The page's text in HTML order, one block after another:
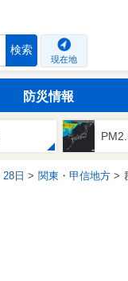
検索
現在地
防災情報
28日 関東・甲信地方